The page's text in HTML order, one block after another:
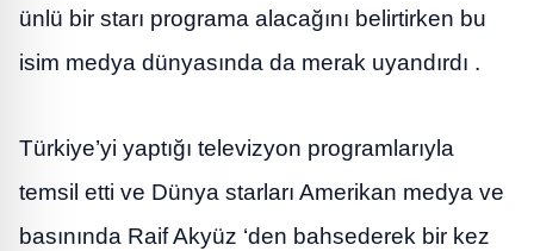
ünlü bir starı programa alacağını belirtirken bu
isim medya dünyasında da merak uyandırdı .
Türkiye’yi yaptığı televizyon programlarıyla
temsil etti ve Dünya starları Amerikan medya ve
basınında Raif Akyüz ‘den bahsederek bir kez